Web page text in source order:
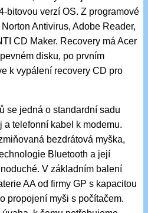
bitovou verzí OS. Z programové
Antivirus, Adobe Reader,
CD Maker. Recovery má Acer
disku, po prvním
k vypálení recovery CD pro
se jedná o standardní sadu
a telefonní kabel k modemu.
bezdrátová myška,
Bluetooth a její
V základním balení
AA od firmy GP s kapacitou
propojení myši s počítačem.